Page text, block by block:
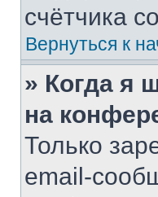
счётчика
Вернуться к
» Когда я
на
Только
email-